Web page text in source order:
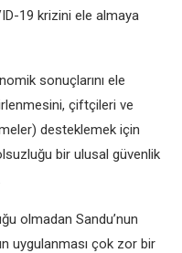
19 krizini ele almaya
sonuçlarını ele
çiftçileri ve
desteklemek için
bir ulusal güvenlik
olmadan Sandu’nun
uygulanması çok zor bir